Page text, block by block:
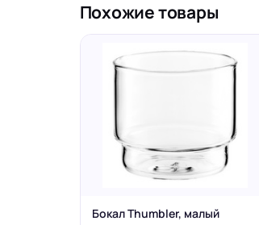
Похожие товары
Бокал Thumbler, малый